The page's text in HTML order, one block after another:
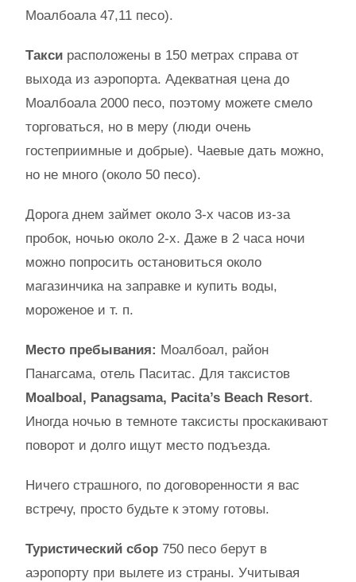
Моалбоала 47,11 песо).
Такси расположены в 150 метрах справа от
выхода из аэропорта. Адекватная цена до
Моалбоала 2000 песо, поэтому можете смело
торговаться, но в меру (люди очень
гостеприимные и добрые). Чаевые дать можно,
но не много (около 50 песо).
Дорога днем займет около 3-х часов из-за
пробок, ночью около 2-х. Даже в 2 часа ночи
можно попросить остановиться около
магазинчика на заправке и купить воды,
мороженое и т. п.
Место пребывания: Моалбоал, район
Панагсама, отель Паситас. Для таксистов
Moalboal, Panagsama, Pacita’s Beach Resort.
Иногда ночью в темноте таксисты проскакивают
поворот и долго ищут место подъезда.
Ничего страшного, по договоренности я вас
встречу, просто будьте к этому готовы.
Туристический сбор 750 песо берут в
аэропорту при вылете из страны. Учитывая